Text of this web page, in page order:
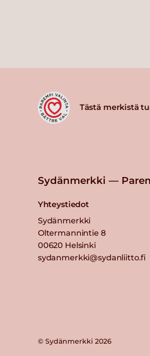
Tästä merkistä
Sydänmerkki —
Yhteystiedot
Sydänmerkki
Oltermannintie 8
00620 Helsinki
sydanmerkki@sydanliitto.fi
© Sydänmerkki 2026